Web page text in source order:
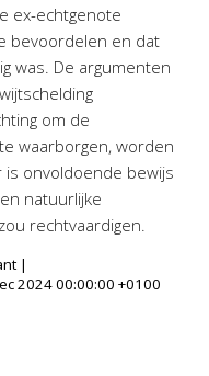
ex-echtgenote
bevoordelen en dat
was. De argumenten
om de
waarborgen, worden
onvoldoende bewijs
natuurlijke
rechtvaardigen.
|
2024 00:00:00 +0100